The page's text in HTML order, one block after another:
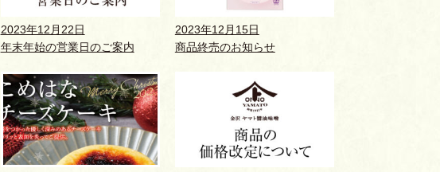
2023年12月22日
年末年始の営業日のご案内
2023年12月15日
商品終売のお知らせ